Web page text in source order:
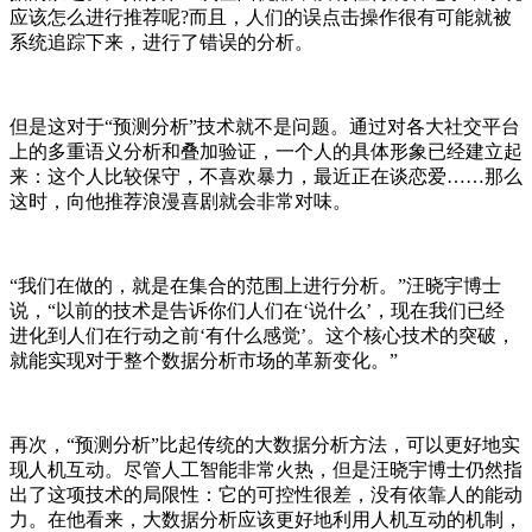
应该怎么进行推荐呢?而且，人们的误点击操作很有可能就被
系统追踪下来，进行了错误的分析。
但是这对于“预测分析”技术就不是问题。通过对各大社交平台
上的多重语义分析和叠加验证，一个人的具体形象已经建立起
来：这个人比较保守，不喜欢暴力，最近正在谈恋爱……那么
这时，向他推荐浪漫喜剧就会非常对味。
“我们在做的，就是在集合的范围上进行分析。”汪晓宇博士
说，“以前的技术是告诉你们人们在‘说什么’，现在我们已经
进化到人们在行动之前‘有什么感觉’。这个核心技术的突破，
就能实现对于整个数据分析市场的革新变化。”
再次，“预测分析”比起传统的大数据分析方法，可以更好地实
现人机互动。尽管人工智能非常火热，但是汪晓宇博士仍然指
出了这项技术的局限性：它的可控性很差，没有依靠人的能动
力。在他看来，大数据分析应该更好地利用人机互动的机制，